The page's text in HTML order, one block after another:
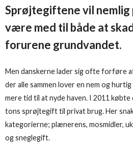
Sprøjtegiftene vil
være med til både at
forurene grundvandet.
Men danskerne lader sig ofte forføre
der alle sammen lover en nem og
mere tid til at nyde haven. I 2011 købte
tons sprøjtegift til privat brug. Her
kategorierne; plænerens, mosmidler,
og sneglegift.